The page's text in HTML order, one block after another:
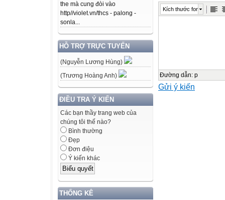
the mà cung đòi vào
http//violet.vn/thcs - palong -
sonla...
HỖ TRỢ TRỰC TUYẾN
(Nguyễn Lương Hùng)
(Trương Hoàng Anh)
ĐIỀU TRA Ý KIẾN
Các bạn thầy trang web của
chúng tôi thế nào?
Bình thường
Đẹp
Đơn điệu
Ý kiến khác
THỐNG KÊ
1. Năng lực
a, Năng lực đặc
chứng; vai trò
điểm, lẽ và
Kích thước font
Đường dẫn: p
Gửi ý kiến